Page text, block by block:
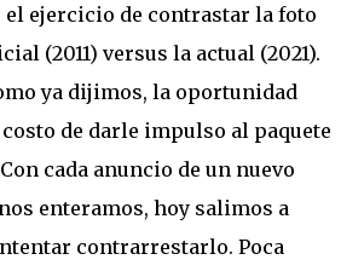
el ejercicio de contrastar la foto
(2011) versus la actual (2021).
ya dijimos, la oportunidad
de darle impulso al paquete
cada anuncio de un nuevo
enteramos, hoy salimos a
contrarrestarlo. Poca